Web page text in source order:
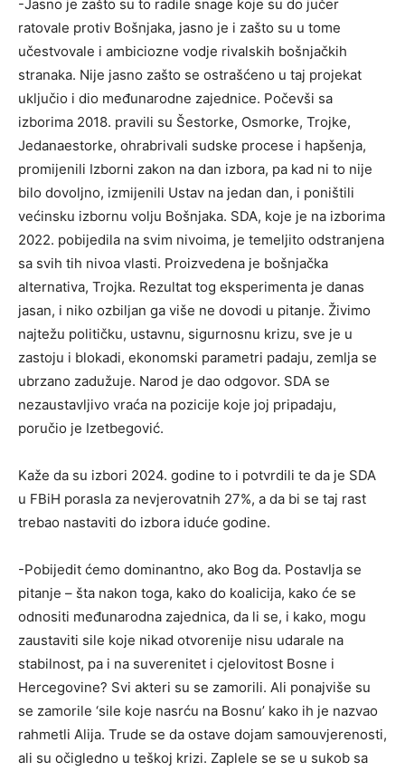
-Jasno je zašto su to radile snage koje su do jučer
ratovale protiv Bošnjaka, jasno je i zašto su u tome
učestvovale i ambiciozne vodje rivalskih bošnjačkih
stranaka. Nije jasno zašto se ostrašćeno u taj projekat
uključio i dio međunarodne zajednice. Počevši sa
izborima 2018. pravili su Šestorke, Osmorke, Trojke,
Jedanaestorke, ohrabrivali sudske procese i hapšenja,
promijenili Izborni zakon na dan izbora, pa kad ni to nije
bilo dovoljno, izmijenili Ustav na jedan dan, i poništili
većinsku izbornu volju Bošnjaka. SDA, koje je na izborima
2022. pobijedila na svim nivoima, je temeljito odstranjena
sa svih tih nivoa vlasti. Proizvedena je bošnjačka
alternativa, Trojka. Rezultat tog eksperimenta je danas
jasan, i niko ozbiljan ga više ne dovodi u pitanje. Živimo
najtežu političku, ustavnu, sigurnosnu krizu, sve je u
zastoju i blokadi, ekonomski parametri padaju, zemlja se
ubrzano zadužuje. Narod je dao odgovor. SDA se
nezaustavljivo vraća na pozicije koje joj pripadaju,
poručio je Izetbegović.
Kaže da su izbori 2024. godine to i potvrdili te da je SDA
u FBiH porasla za nevjerovatnih 27%, a da bi se taj rast
trebao nastaviti do izbora iduće godine.
-Pobijedit ćemo dominantno, ako Bog da. Postavlja se
pitanje – šta nakon toga, kako do koalicija, kako će se
odnositi međunarodna zajednica, da li se, i kako, mogu
zaustaviti sile koje nikad otvorenije nisu udarale na
stabilnost, pa i na suverenitet i cjelovitost Bosne i
Hercegovine? Svi akteri su se zamorili. Ali ponajviše su
se zamorile ‘sile koje nasrću na Bosnu’ kako ih je nazvao
rahmetli Alija. Trude se da ostave dojam samouvjerenosti,
ali su očigledno u teškoj krizi. Zaplele se se u sukob sa